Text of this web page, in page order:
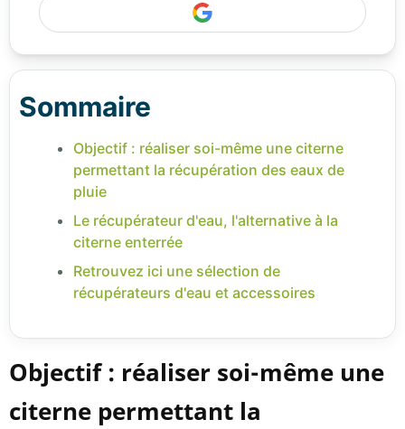
Sommaire
Objectif : réaliser soi-même une citerne
permettant la récupération des eaux de
pluie
Le récupérateur d'eau, l'alternative à la
citerne enterrée
Retrouvez ici une sélection de
récupérateurs d'eau et accessoires
Objectif : réaliser soi-même une
citerne permettant la